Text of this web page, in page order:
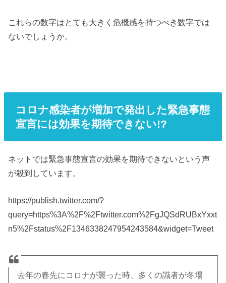
これらの数字はとても大きく危機感を持つべき数字では
ないでしょうか。
コロナ感染者が増加で発出した緊急事態
宣言には効果を期待できない!?
ネットでは緊急事態宣言の効果を期待できないという声
が殺到しています。
https://publish.twitter.com/?
query=https%3A%2F%2Ftwitter.com%2FgJQSdRUBxYxxt
n5%2Fstatus%2F1346338247954243584&widget=Tweet
去年の春先にコロナが襲った時、多くの識者が冬場